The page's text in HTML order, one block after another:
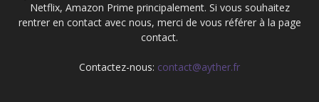
Netflix, Amazon Prime principalement. Si vous souhaitez
rentrer en contact avec nous, merci de vous référer à la page
contact.
Contactez-nous: contact@ayther.fr